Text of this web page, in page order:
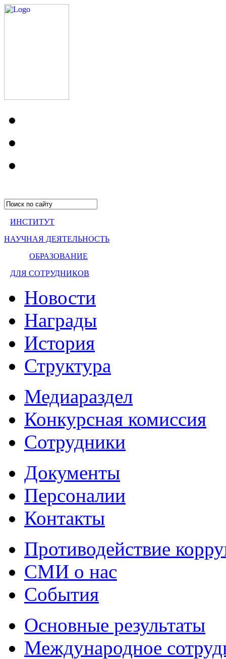
ИНСТИТУТ
НАУЧНАЯ ДЕЯТЕЛЬНОСТЬ
ОБРАЗОВАНИЕ
ДЛЯ СОТРУДНИКОВ
Новости
Награды
История
Структура
Медиараздел
Конкурсная комиссия
Сотрудники
Документы
Персоналии
Контакты
Противодействие
СМИ о нас
События
Основные результаты
Международное